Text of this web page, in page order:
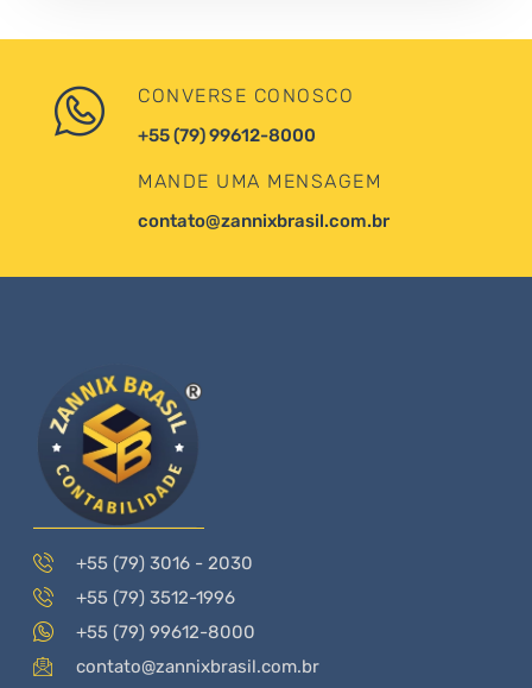
CONVERSE CONOSCO
+55 (79) 99612-8000
MANDE UMA MENSAGEM
contato@zannixbrasil.com.br
+55 (79) 3016 - 2030
+55 (79) 3512-1996
+55 (79) 99612-8000
contato@zannixbrasil.com.br